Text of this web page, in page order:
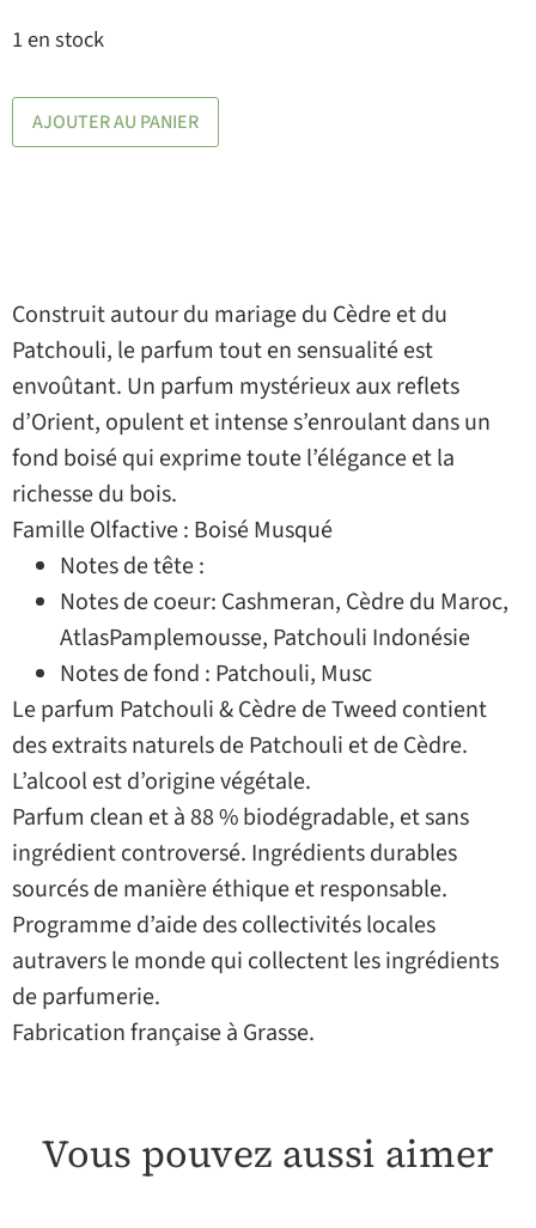
1 en stock
AJOUTER AU PANIER
Construit autour du mariage du Cèdre et du
Patchouli, le parfum tout en sensualité est
envoûtant. Un parfum mystérieux aux reflets
d’Orient, opulent et intense s’enroulant dans un
fond boisé qui exprime toute l’élégance et la
richesse du bois.
Famille Olfactive : Boisé Musqué
Notes de tête :
Notes de coeur: Cashmeran, Cèdre du Maroc,
AtlasPamplemousse, Patchouli Indonésie
Notes de fond : Patchouli, Musc
Le parfum Patchouli & Cèdre de Tweed contient
des extraits naturels de Patchouli et de Cèdre.
L’alcool est d’origine végétale.
Parfum clean et à 88 % biodégradable, et sans
ingrédient controversé. Ingrédients durables
sourcés de manière éthique et responsable.
Programme d’aide des collectivités locales
autravers le monde qui collectent les ingrédients
de parfumerie.
Fabrication française à Grasse.
Vous pouvez aussi aimer